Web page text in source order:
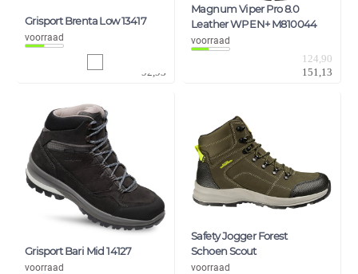
Grisport Brenta Low 13417
voorraad
92,93
Magnum Viper Pro 8.0
Leather WP EN+ M810044
voorraad
124,90
151,13
Grisport Bari Mid 14127
voorraad
Safety Jogger Forest
Schoen Scout
voorraad